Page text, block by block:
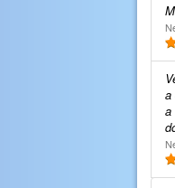
Velmi rychlé vyřízení objednávky
a
a